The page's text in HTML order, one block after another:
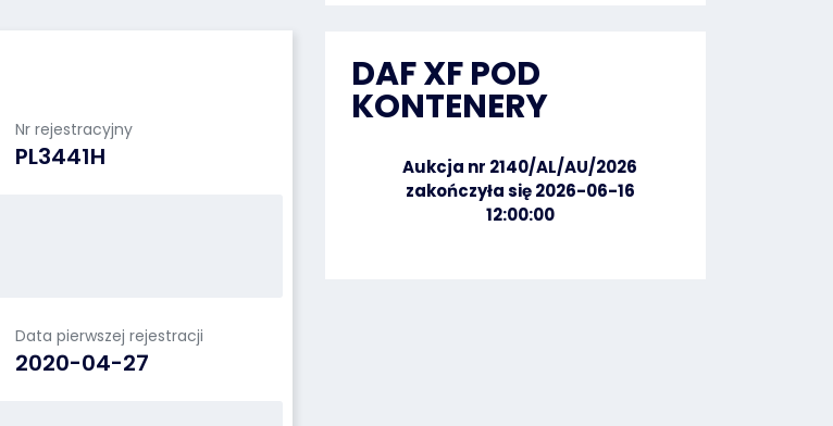
Nr rejestracyjny
PL3441H
Data pierwszej rejestracji
2020-04-27
DAF XF POD
KONTENERY
Aukcja nr 2140/AL/AU/2026
zakończyła się 2026-06-16
12:00:00